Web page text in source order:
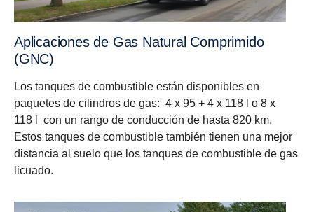
Aplicaciones de Gas Natural Comprimido
(GNC)
Los tanques de combustible están disponibles en
paquetes de cilindros de gas: 4 x 95 + 4 x 118 l o 8 x
118 l con un rango de conducción de hasta 820 km.
Estos tanques de combustible también tienen una mejor
distancia al suelo que los tanques de combustible de gas
licuado.